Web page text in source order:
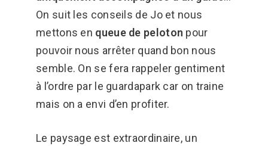
On suit les conseils de Jo et nous
mettons en queue de peloton pour
pouvoir nous arrêter quand bon nous
semble. On se fera rappeler gentiment
à l’ordre par le guardapark car on traine
mais on a envi d’en profiter.
Le paysage est extraordinaire, un